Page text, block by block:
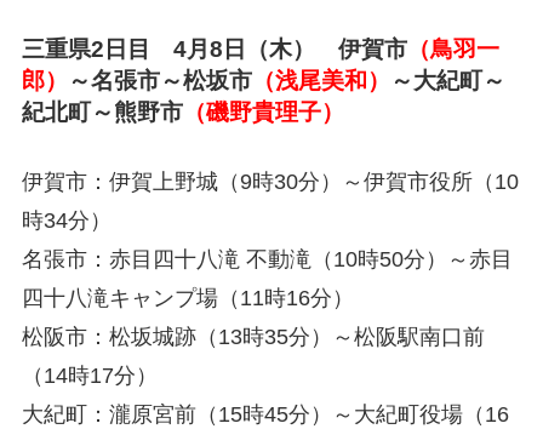
三重県2日目 4月8日（木） 伊賀市（鳥羽一
郎）
～名張市～松坂市（浅尾美和）
～大紀町～
紀北町～熊野市（磯野貴理子）
伊賀市：伊賀上野城（9時30分）～伊賀市役所（10
時34分）
名張市：赤目四十八滝 不動滝（10時50分）～赤目
四十八滝キャンプ場（11時16分）
松阪市：松坂城跡（13時35分）～松阪駅南口前
（14時17分）
大紀町：瀧原宮前（15時45分）～大紀町役場（16